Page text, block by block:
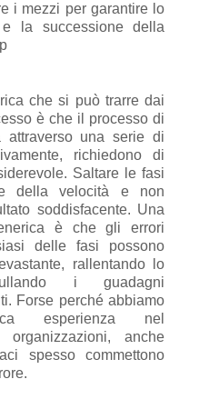
i mezzi per garantire lo
la successione della
che si può trarre dai
è che il processo di
attraverso una serie di
richiedono di
Saltare le fasi
della velocità e non
soddisfacente. Una
è che gli errori
delle fasi possono
rallentando lo
i guadagni
Forse perché abbiamo
esperienza nel
organizzazioni, anche
spesso commettono